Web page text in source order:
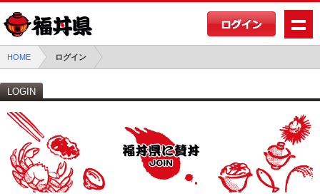
HOME ログイン
LOGIN